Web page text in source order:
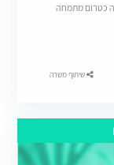
כטרום מתמחה
שיתוף משרה